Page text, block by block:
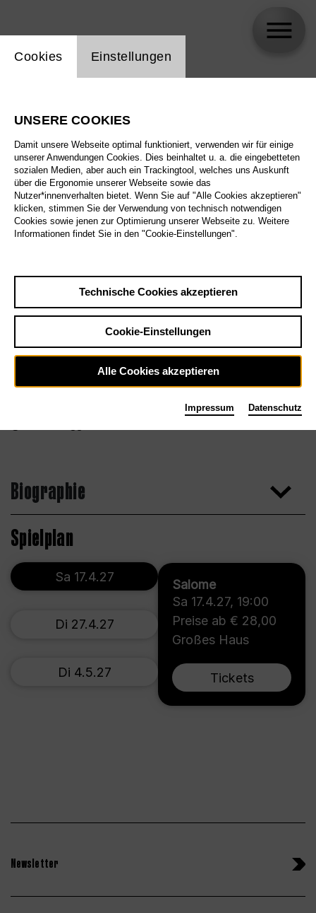
Biographie
Spielplan
Salome
Sa 17.4.27, 19:00
Preise ab € 28,00
Großes Haus
Tickets
Sa 17.4.27
Di 27.4.27
Di 4.5.27
Newsletter
Einstellung Website Cookie
Cookies Einstellungen
UNSERE COOKIES
Damit unsere Webseite optimal funktioniert, verwenden wir für einige
unserer Anwendungen Cookies. Dies beinhaltet u. a. die eingebetteten
sozialen Medien, aber auch ein Trackingtool, welches uns Auskunft
über die Ergonomie unserer Webseite sowie das
Nutzer*innenverhalten bietet. Wenn Sie auf "Alle Cookies akzeptieren"
klicken, stimmen Sie der Verwendung von technisch notwendigen
Cookies sowie jenen zur Optimierung unserer Webseite zu. Weitere
Informationen findet Sie in den "Cookie-Einstellungen".
Technische Cookies akzeptieren
Cookie-Einstellungen
Alle Cookies akzeptieren
Impressum Datenschutz